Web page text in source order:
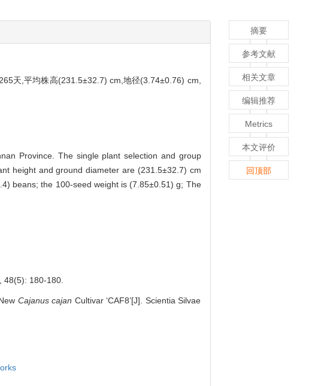
天,平均株高(231.5±32.7) cm,地径(3.74±0.76) cm,
Province. The single plant selection and group
height and ground diameter are (231.5±32.7) cm
beans; the 100-seed weight is (7.85±0.51) g; The
48(5): 180-180.
Cajanus cajan Cultivar ‘CAF8’[J]. Scientia Silvae
摘要
参考文献
相关文章
编辑推荐
Metrics
本文评价
回顶部